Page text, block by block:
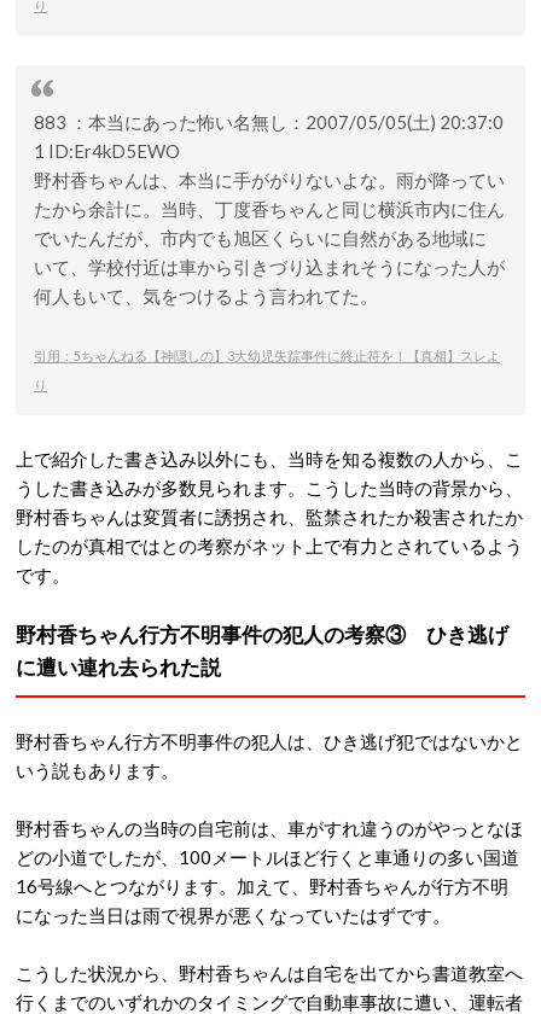
り
883 ：本当にあった怖い名無し：2007/05/05(土) 20:37:0
1 ID:Er4kD5EWO
野村香ちゃんは、本当に手ががりないよな。雨が降ってい
たから余計に。当時、丁度香ちゃんと同じ横浜市内に住ん
でいたんだが、市内でも旭区くらいに自然がある地域に
いて、学校付近は車から引きづり込まれそうになった人が
何人もいて、気をつけるよう言われてた。
引用：5ちゃんねる【神隠しの】3大幼児失踪事件に終止符を！【真相】スレよ
り
上で紹介した書き込み以外にも、当時を知る複数の人から、こ
うした書き込みが多数見られます。こうした当時の背景から、
野村香ちゃんは変質者に誘拐され、監禁されたか殺害されたか
したのが真相ではとの考察がネット上で有力とされているよう
です。
野村香ちゃん行方不明事件の犯人の考察③ ひき逃げ
に遭い連れ去られた説
野村香ちゃん行方不明事件の犯人は、ひき逃げ犯ではないかと
いう説もあります。
野村香ちゃんの当時の自宅前は、車がすれ違うのがやっとなほ
どの小道でしたが、100メートルほど行くと車通りの多い国道
16号線へとつながります。加えて、野村香ちゃんが行方不明
になった当日は雨で視界が悪くなっていたはずです。
こうした状況から、野村香ちゃんは自宅を出てから書道教室へ
行くまでのいずれかのタイミングで自動車事故に遭い、運転者